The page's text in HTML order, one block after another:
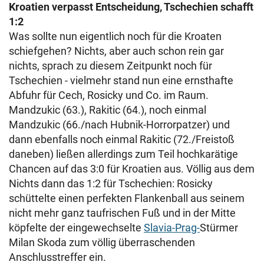
Kroatien verpasst Entscheidung, Tschechien schafft
1:2
Was sollte nun eigentlich noch für die Kroaten
schiefgehen? Nichts, aber auch schon rein gar
nichts, sprach zu diesem Zeitpunkt noch für
Tschechien - vielmehr stand nun eine ernsthafte
Abfuhr für Cech, Rosicky und Co. im Raum.
Mandzukic (63.), Rakitic (64.), noch einmal
Mandzukic (66./nach Hubnik-Horrorpatzer) und
dann ebenfalls noch einmal Rakitic (72./Freistoß
daneben) ließen allerdings zum Teil hochkarätige
Chancen auf das 3:0 für Kroatien aus. Völlig aus dem
Nichts dann das 1:2 für Tschechien: Rosicky
schüttelte einen perfekten Flankenball aus seinem
nicht mehr ganz taufrischen Fuß und in der Mitte
köpfelte der eingewechselte Slavia-Prag-Stürmer
Milan Skoda zum völlig überraschenden
Anschlusstreffer ein.